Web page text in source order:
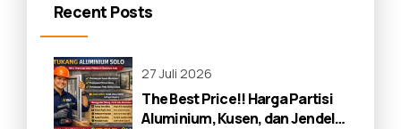
Recent Posts
27 Juli 2026
The Best Price!! Harga Partisi
Aluminium, Kusen, dan Jendela